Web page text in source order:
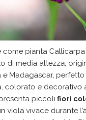
pianta
di media altezza,
e Madagascar,
colorato e
piccoli fiori
viola vivace durante